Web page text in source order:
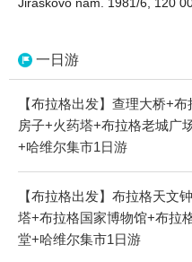
Jiráskovo nám. 1981/6, 120
一日游
【布拉格出发】查理大桥+
房子+火药塔+布拉格老城广
+哈维尔集市1日游
【布拉格出发】布拉格天文
塔+布拉格国家博物馆+布拉
堂+哈维尔集市1日游